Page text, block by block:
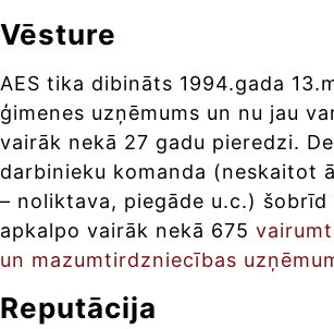
Vēsture
AES tika dibināts 1994.gada
ģimenes uzņēmums un nu jau
vairāk nekā 27 gadu pieredzi.
darbinieku komanda (neskaitot
– noliktava, piegāde u.c.) šobrīd
apkalpo vairāk nekā 675
un mazumtirdzniecības
Reputācija